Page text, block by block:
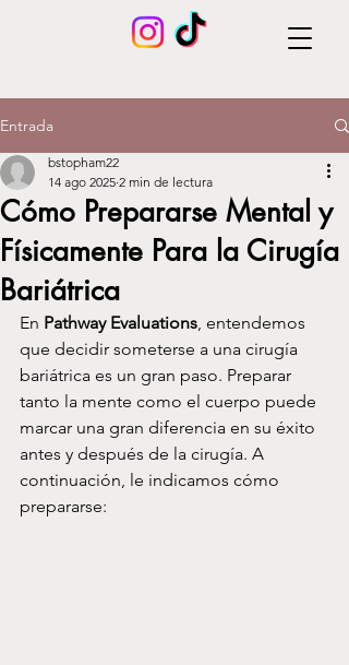
Entrada
Cómo Prepararse Mental y
Físicamente Para la Cirugía
Bariátrica
bstopham22
14 ago 2025 2 min de lectura
En Pathway Evaluations, entendemos
que decidir someterse a una cirugía
bariátrica es un gran paso. Preparar
tanto la mente como el cuerpo puede
marcar una gran diferencia en su éxito
antes y después de la cirugía. A
continuación, le indicamos cómo
prepararse: